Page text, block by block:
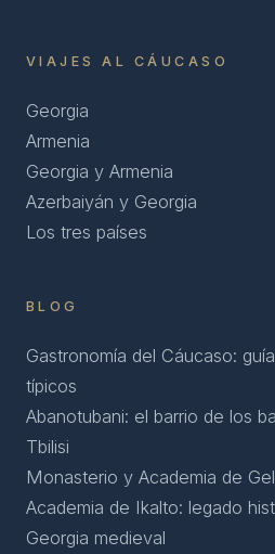
VIAJES AL CÁUCASO
Georgia
Armenia
Georgia y Armenia
Azerbaiyán y Georgia
Los tres países
BLOG
Gastronomía del Cáucaso:
típicos
Abanotubani: el barrio de los
Tbilisi
Monasterio y Academia de
Academia de Ikalto: legado
Georgia medieval